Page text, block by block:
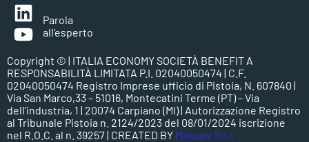
Parola
all’esperto
Copyright © | ITALIA ECONOMY SOCIETÀ BENEFIT A
RESPONSABILITÀ LIMITATA P.I. 02040050474 | C.F.
02040050474 Registro Imprese ufficio di Pistoia, N. 607840 |
Via San Marco,33 – 51016, Montecatini Terme (PT) – Via
dell’industria, 1 | 20074 Carpiano (MI) | Autorizzazione Registro
al Tribunale Pistoia n. 2124/2023 del 08/01/2024 iscrizione
nel R.O.C. al n. 39257 | CREATED BY Macoev S.r.l.